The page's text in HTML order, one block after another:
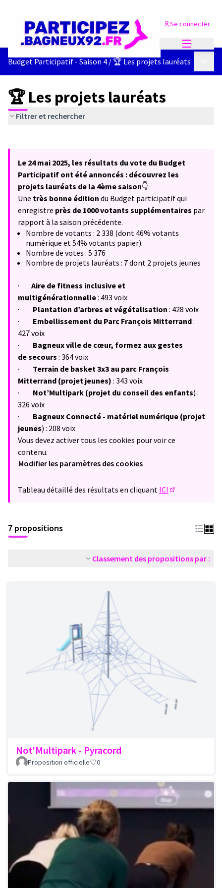
Se connecter
Budget Participatif - Saison 4 / 🏆 Les projets lauréats
🏆 Les projets lauréats
Filtrer et rechercher
−
Le 24 mai 2025, les résultats du vote du Budget
Participatif ont été annoncés : découvrez les
projets lauréats de la 4ème saison👇
Une très bonne édition du Budget participatif qui
enregistre près de 1000 votants supplémentaires par
rapport à la saison précédente.
Nombre de votants : 2 338 (dont 46% votants
numérique et 54% votants papier).
Nombre de votes : 5 376
Nombre de projets lauréats : 7 dont 2 projets jeunes
· Aire de fitness inclusive et
multigénérationnelle: 493 voix
· Plantation d’arbres et végétalisation : 428 voix
· Embellissement du Parc François Mitterrand:
427 voix
· Bagneux ville de cœur, formez aux gestes
desecours : 364 voix
· Terrain de basket 3x3 au parc François
Mitterrand (projet jeunes) : 343 voix
· Not’Multipark (projet du conseil des enfants) :
326 voix
· Bagneux Connecté - matériel numérique (projet
jeunes) : 208 voix
Vous devez activer tous les cookies pour voir ce
contenu.
Modifier les paramètres des cookies
Tableau détaillé des résultats en cliquant ICI
7 propositions
Classement des propositions par :
Not'Multipark - Pyracord
Proposition officielle 0